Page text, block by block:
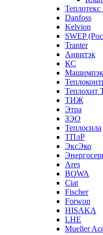
Danfoss
Kelvion
SWEP
Tranter
Анвитэк
КС
Теплохит
ТИЖ
Этра
ЗЭО
Теплосила
ТПлР
ЭксЭко
Ares
BOWA
Ciat
Fischer
Forwon
HISAKA
LHE
Mueller